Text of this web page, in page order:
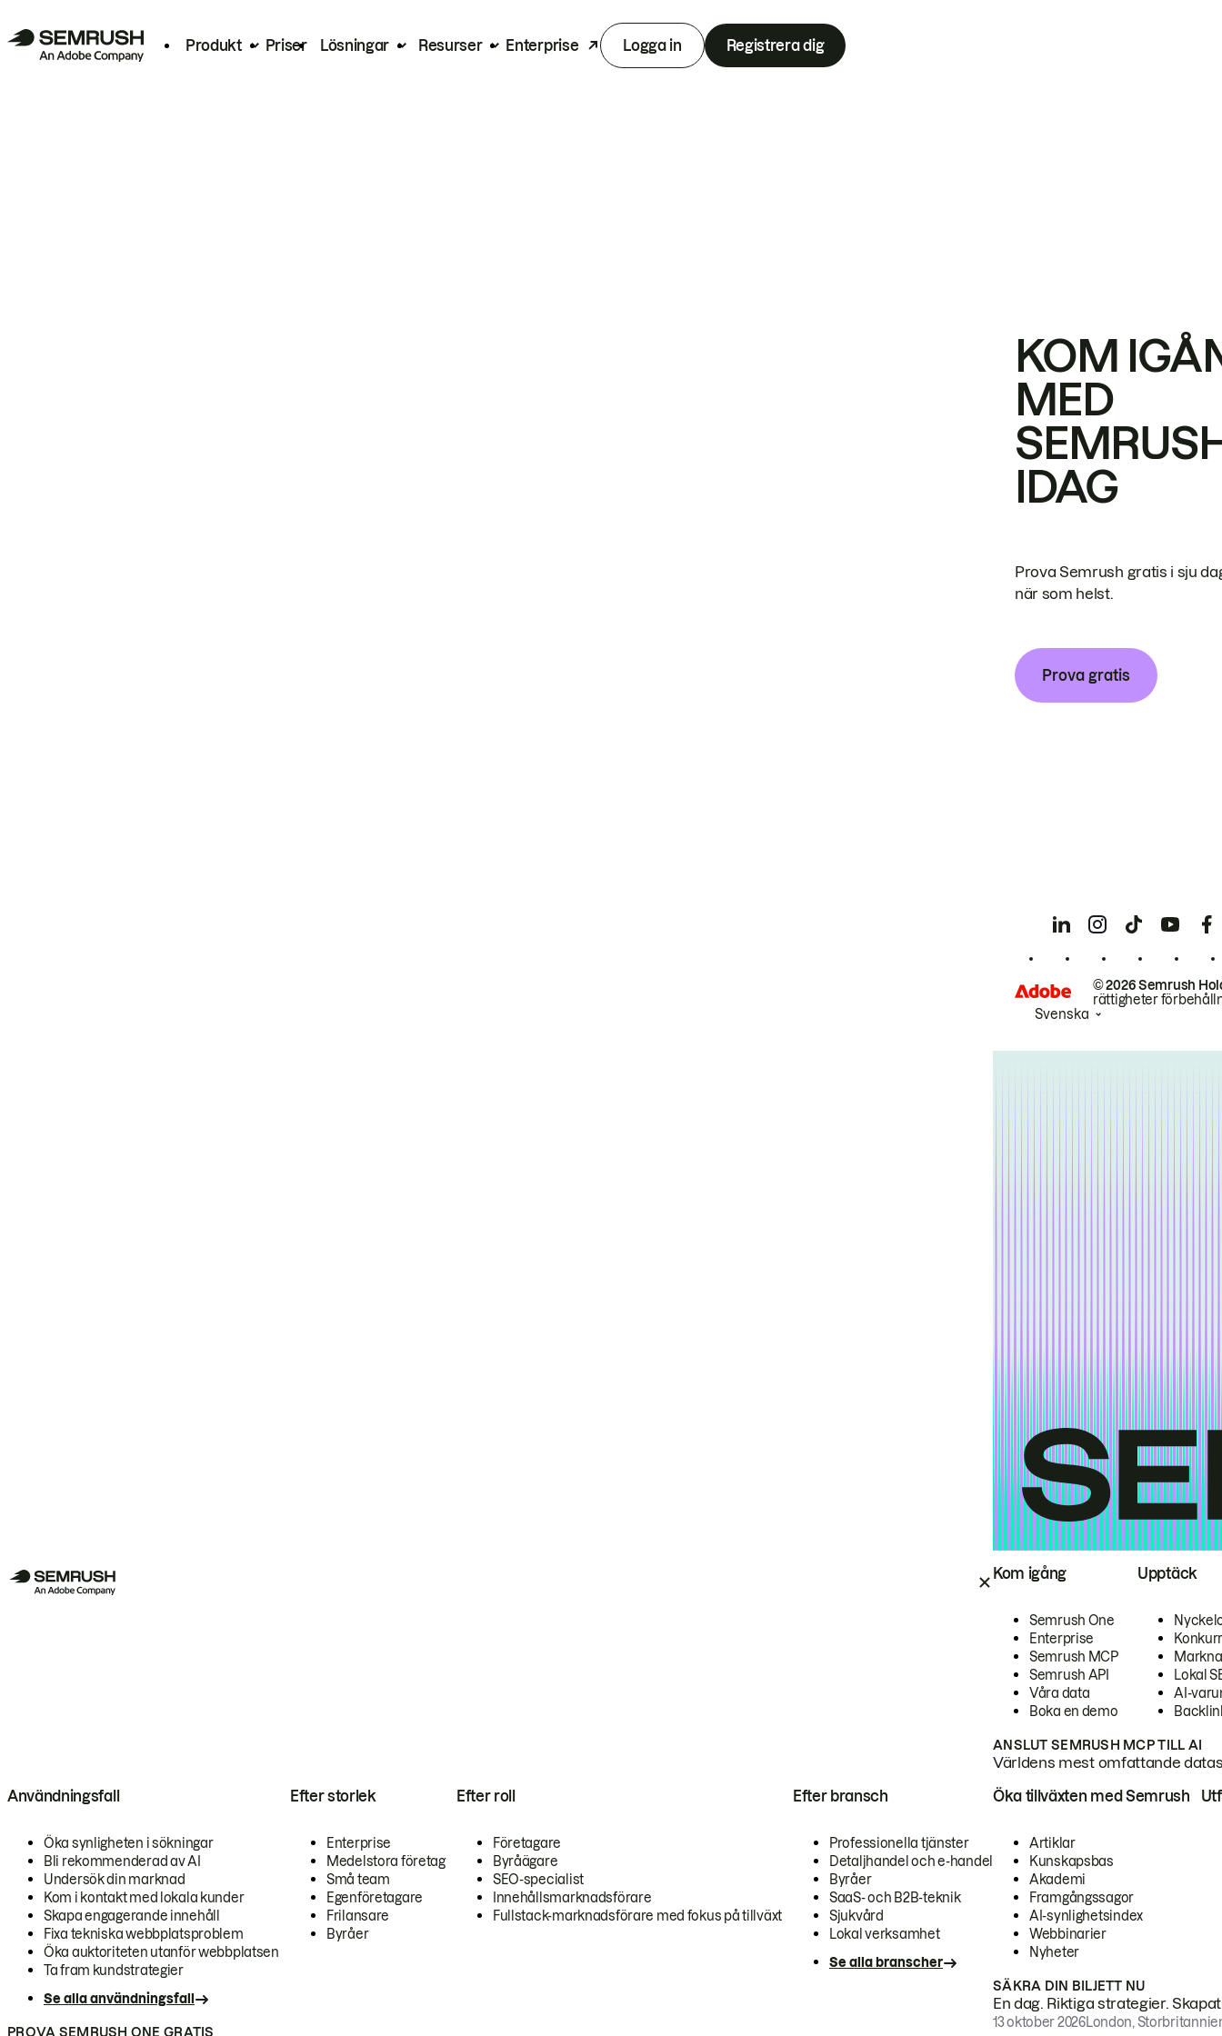
Produkt Priser Lösningar Resurser Enterprise Logga in Registrera dig
Kom igång
Semrush One
Enterprise
Semrush MCP
Semrush API
Våra data
Boka en demo
Upptäck
Lokal
AI-
ANSLUT SEMRUSH MCP TILL AI
Världens mest omfattande
Användningsfall
Öka synligheten i sökningar
Bli rekommenderad av AI
Undersök din marknad
Kom i kontakt med lokala kunder
Skapa engagerande innehåll
Fixa tekniska webbplatsproblem
Öka auktoriteten utanför webbplatsen
Ta fram kundstrategier
Se alla användningsfall
Efter storlek
Enterprise
Medelstora företag
Små team
Egenföretagare
Frilansare
Byråer
Efter roll
Företagare
Byråägare
SEO-specialist
Innehållsmarknadsförare
Fullstack-marknadsförare med fokus på tillväxt
Efter bransch
Professionella tjänster
Detaljhandel och e-handel
Byråer
SaaS- och B2B-teknik
Sjukvård
Lokal verksamhet
Se alla branscher
PROVA SEMRUSH ONE GRATIS
Öka tillväxten med Semrush
Artiklar
Kunskapsbas
Akademi
Framgångssagor
AI-synlighetsindex
Webbinarier
Nyheter
SÄKRA DIN BILJETT NU
En dag. Riktiga strategier.
13 oktober 2026London,
KOM
MED
IDAG
Prova Semrush gratis i sju
när som helst.
Prova gratis
© 2026 Semrush
rättigheter
Svenska